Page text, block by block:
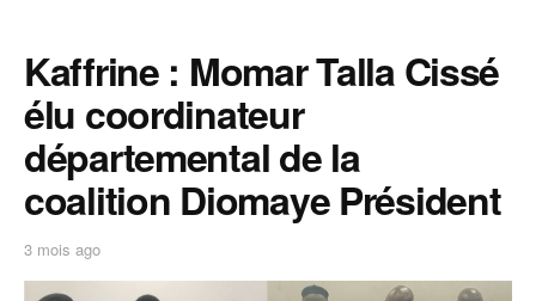
Kaffrine : Momar Talla Cissé
élu coordinateur
départemental de la
coalition Diomaye Président
3 mois ago